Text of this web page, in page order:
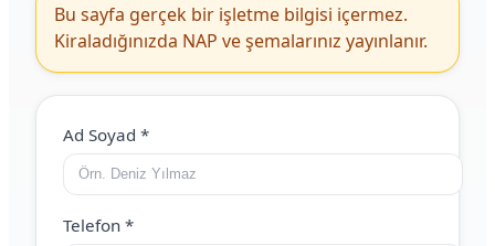
Bu sayfa gerçek bir işletme bilgisi içermez.
Kiraladığınızda NAP ve şemalarınız yayınlanır.
Web Site (boş bırakın)
Ad Soyad *
Telefon *